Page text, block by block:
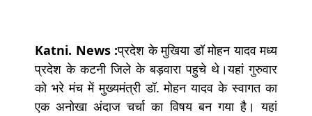
Katni. News :प्रदेश के मुखिया डॉ मोहन यादव मध्य
प्रदेश के कटनी जिले के बड़वारा पहुचे थे।यहां गुरुवार
को भरे मंच में मुख्यमंत्री डॉ. मोहन यादव के स्वागत का
एक अनोखा अंदाज चर्चा का विषय बन गया है। यहां